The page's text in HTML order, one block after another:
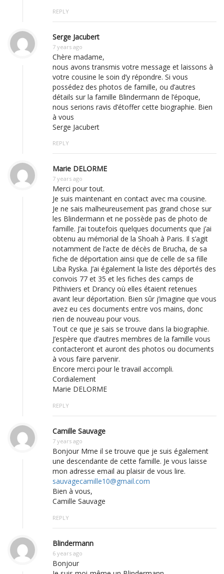
REPLY
Serge Jacubert
7 years ago
Chère madame,
nous avons transmis votre message et laissons à
votre cousine le soin d’y répondre. Si vous
possédez des photos de famille, ou d’autres
détails sur la famille Blindermann de l’époque,
nous serions ravis d’étoffer cette biographie. Bien
à vous
Serge Jacubert
REPLY
Marie DELORME
7 years ago
Merci pour tout.
Je suis maintenant en contact avec ma cousine.
Je ne sais malheureusement pas grand chose sur
les Blindermann et ne possède pas de photo de
famille. J’ai toutefois quelques documents que j’ai
obtenu au mémorial de la Shoah à Paris. Il s’agit
notamment de l’acte de décès de Brucha, de sa
fiche de déportation ainsi que de celle de sa fille
Liba Ryska. J’ai également la liste des déportés des
convois 77 et 35 et les fiches des camps de
Pithiviers et Drancy où elles étaient retenues
avant leur déportation. Bien sûr j’imagine que vous
avez eu ces documents entre vos mains, donc
rien de nouveau pour vous.
Tout ce que je sais se trouve dans la biographie.
J’espère que d’autres membres de la famille vous
contacteront et auront des photos ou documents
à vous faire parvenir.
Encore merci pour le travail accompli.
Cordialement
Marie DELORME
REPLY
Camille Sauvage
7 years ago
Bonjour Mme il se trouve que je suis également
une descendante de cette famille. Je vous laisse
mon adresse email au plaisir de vous lire.
sauvagecamille10@gmail.com
Bien à vous,
Camille Sauvage
REPLY
Blindermann
6 years ago
Bonjour